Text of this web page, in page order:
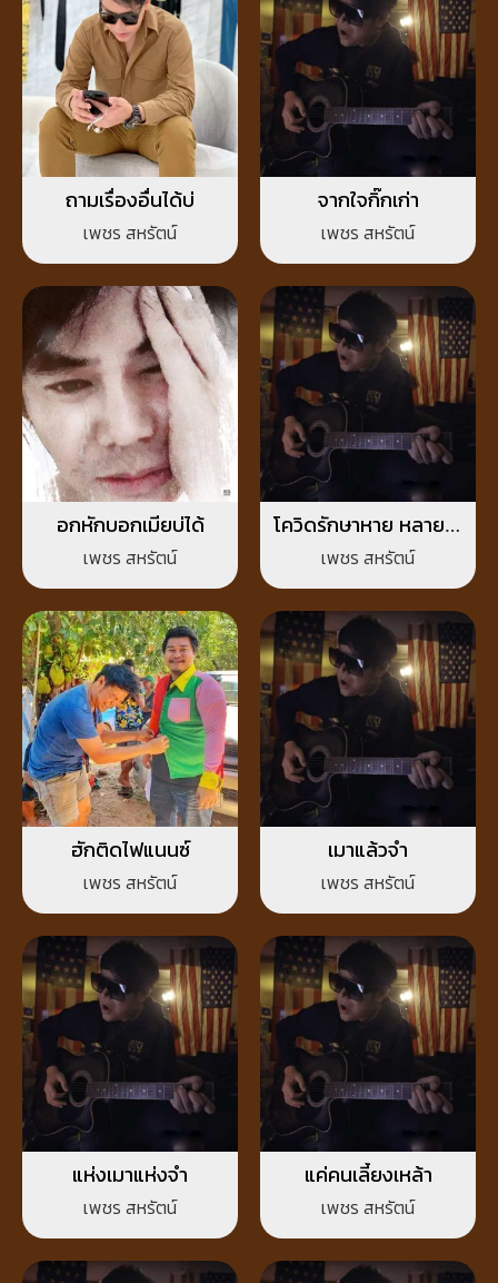
ถามเรื่องอื่นได้บ่
เพชร สหรัตน์
จากใจกิ๊กเก่า
เพชร สหรัตน์
อกหักบอกเมียบ่ได้
เพชร สหรัตน์
โควิดรักษาหาย หลายใจ
รักษายาก
เพชร สหรัตน์
ฮักติดไฟแนนซ์
เพชร สหรัตน์
เมาแล้วจำ
เพชร สหรัตน์
แห่งเมาแห่งจำ
เพชร สหรัตน์
แค่คนเลี้ยงเหล้า
เพชร สหรัตน์